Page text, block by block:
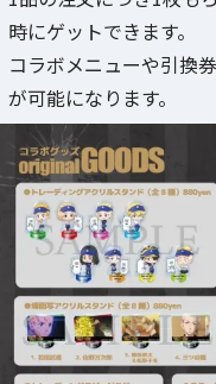
時にゲットできます。
コラボメニューや引換
が可能になります。